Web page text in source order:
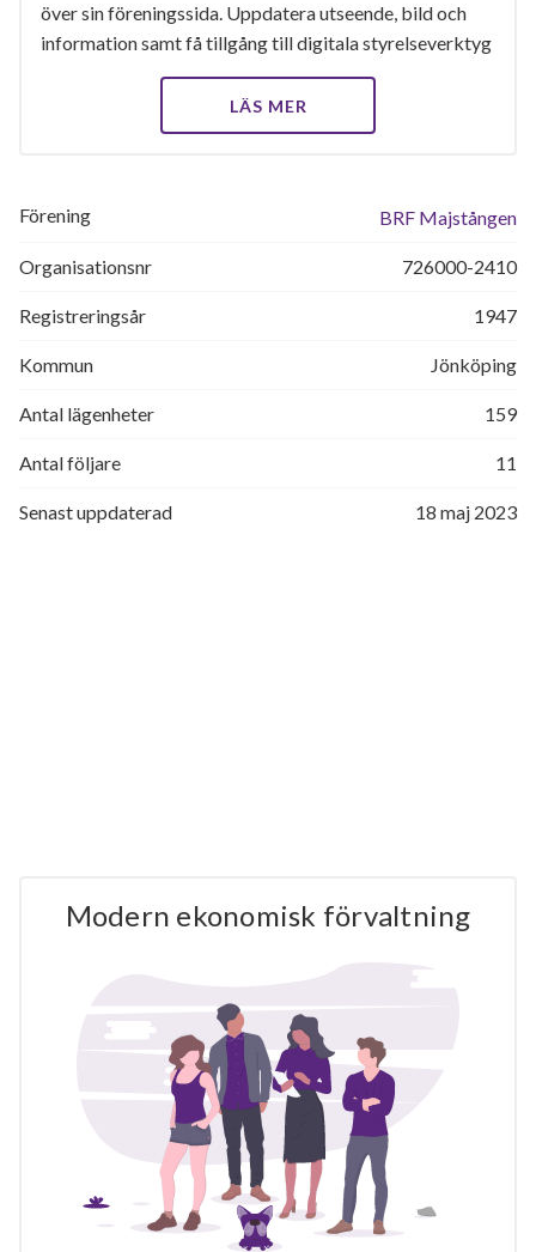
över sin föreningssida. Uppdatera utseende, bild och
information samt få tillgång till digitala styrelseverktyg
LÄS MER
Förening BRF Majstången
Organisationsnr 726000-2410
Registreringsår 1947
Kommun Jönköping
Antal lägenheter 159
Antal följare 11
Senast uppdaterad 18 maj 2023
Modern ekonomisk förvaltning